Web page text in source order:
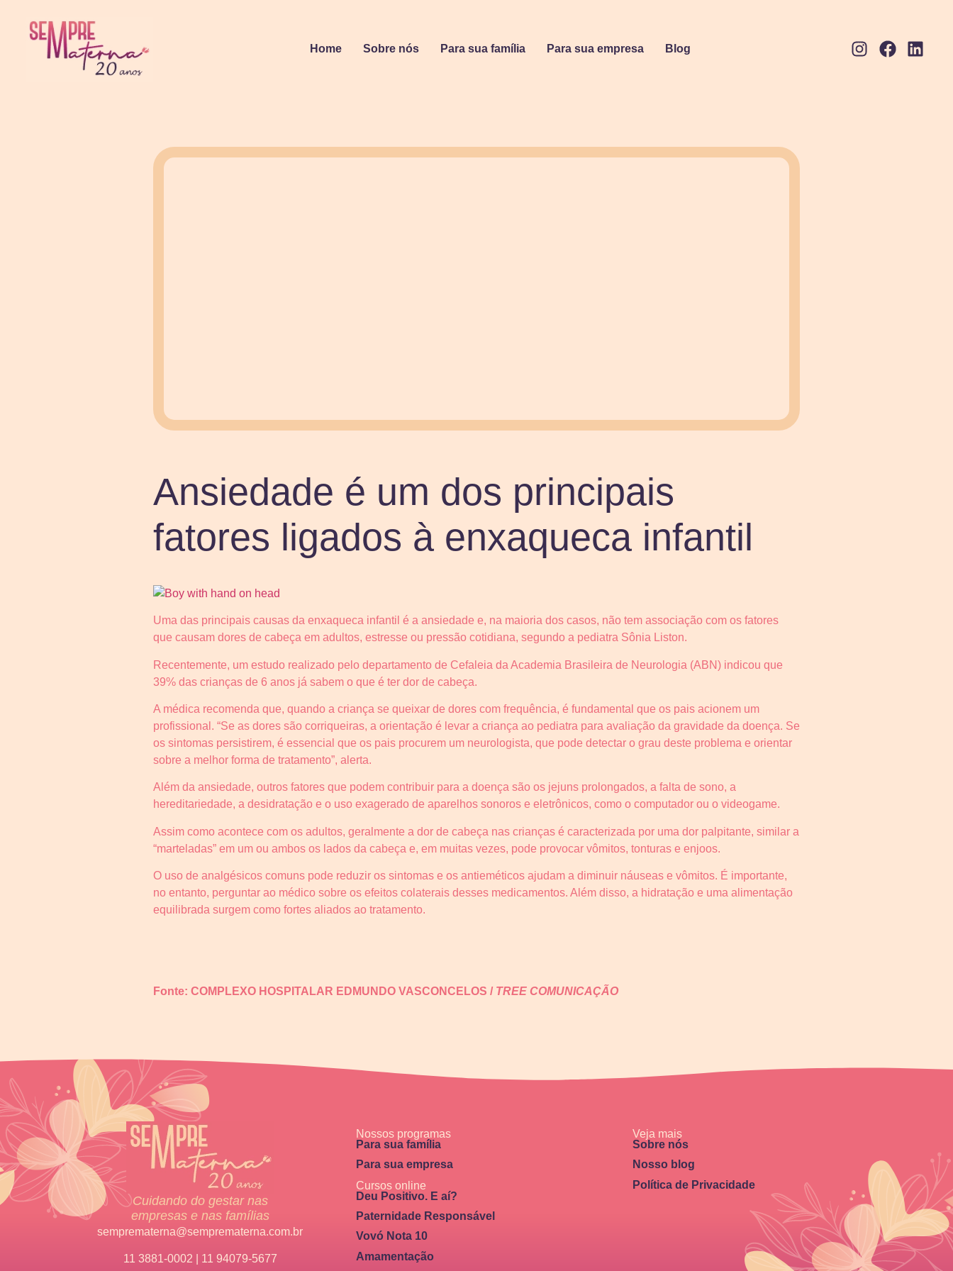
Home Sobre nós Para sua família Para sua empresa Blog
Ansiedade é um dos principais
fatores ligados à enxaqueca infantil
Uma das principais causas da enxaqueca infantil é a ansiedade e, na maioria dos casos, não tem associação com os fatores
que causam dores de cabeça em adultos, estresse ou pressão cotidiana, segundo a pediatra Sônia Liston.
Recentemente, um estudo realizado pelo departamento de Cefaleia da Academia Brasileira de Neurologia (ABN) indicou que
39% das crianças de 6 anos já sabem o que é ter dor de cabeça.
A médica recomenda que, quando a criança se queixar de dores com frequência, é fundamental que os pais acionem um
profissional. “Se as dores são corriqueiras, a orientação é levar a criança ao pediatra para avaliação da gravidade da doença. Se
os sintomas persistirem, é essencial que os pais procurem um neurologista, que pode detectar o grau deste problema e orientar
sobre a melhor forma de tratamento”, alerta.
Além da ansiedade, outros fatores que podem contribuir para a doença são os jejuns prolongados, a falta de sono, a
hereditariedade, a desidratação e o uso exagerado de aparelhos sonoros e eletrônicos, como o computador ou o videogame.
Assim como acontece com os adultos, geralmente a dor de cabeça nas crianças é caracterizada por uma dor palpitante, similar a
“marteladas” em um ou ambos os lados da cabeça e, em muitas vezes, pode provocar vômitos, tonturas e enjoos.
O uso de analgésicos comuns pode reduzir os sintomas e os antieméticos ajudam a diminuir náuseas e vômitos. É importante,
no entanto, perguntar ao médico sobre os efeitos colaterais desses medicamentos. Além disso, a hidratação e uma alimentação
equilibrada surgem como fortes aliados ao tratamento.
Fonte: COMPLEXO HOSPITALAR EDMUNDO VASCONCELOS / TREE COMUNICAÇÃO
Cuidando do gestar nas
empresas e nas famílias
semprematerna@semprematerna.com.br
11 3881-0002 | 11 94079-5677
Nossos programas
Para sua família
Para sua empresa
Cursos online
Deu Positivo. E aí?
Paternidade Responsável
Vovó Nota 10
Amamentação
Veja mais
Sobre nós
Nosso blog
Política de Privacidade